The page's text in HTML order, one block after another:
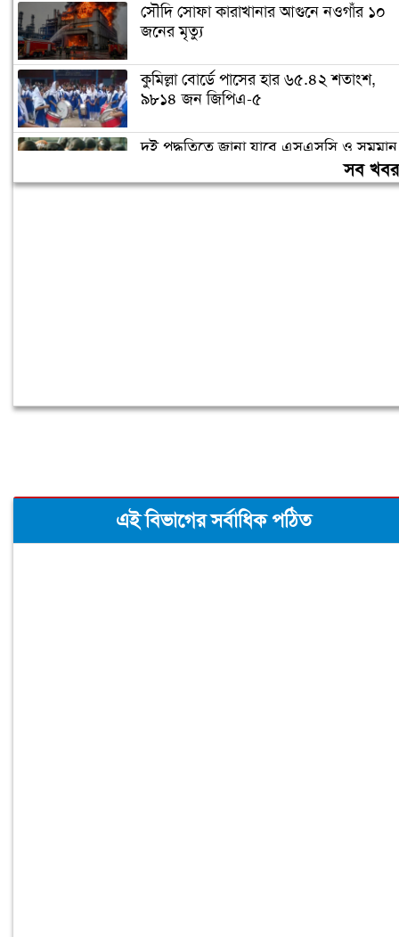
সৌদি সোফা কারাখানার আগুনে নওগাঁর ১০
জনের মৃত্যু
কুমিল্লা বোর্ডে পাসের হার ৬৫.৪২ শতাংশ,
৯৮১৪ জন জিপিএ-৫
দুই পদ্ধতিতে জানা যাবে এসএসসি ও সমমান
সব
এই বিভাগের সর্বাধিক পঠিত